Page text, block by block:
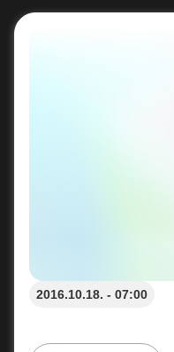
2016.10.18. - 07:00